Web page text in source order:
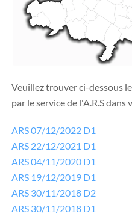
Veuillez trouver ci-dessous
par le service de l'A.R.S dans
ARS 07/12/2022 D1
ARS 22/12/2021 D1
ARS 04/11/2020 D1
ARS 19/12/2019 D1
ARS 30/11/2018 D2
ARS 30/11/2018 D1